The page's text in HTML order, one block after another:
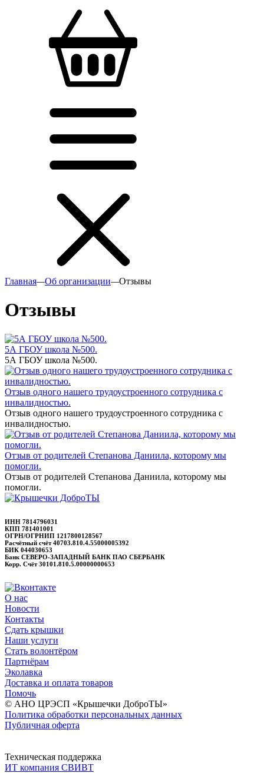
Главная—Об организации—Отзывы
Отзывы
5А ГБОУ школа №500.
5А ГБОУ школа №500.
Отзыв одного нашего трудоустроенного сотрудника с
инвалидностью.
Отзыв одного нашего трудоустроенного сотрудника с
инвалидностью.
Отзыв от родителей Степанова Даниила, которому мы
помогли.
Отзыв от родителей Степанова Даниила, которому мы
помогли.
ИНН 7814796031
КПП 781401001
ОГРН/ОГРНИП 1217800128567
Расчётный счёт 40703.810.4.55000005392
БИК 044030653
Банк СЕВЕРО-ЗАПАДНЫЙ БАНК ПАО СБЕРБАНК
Корр. Счёт 30101.810.5.00000000653
О нас
Новости
Контакты
Сдать крышки
Наши услуги
Стать волонтёром
Партнёрам
Эколавка
Доставка и оплата товаров
Помочь
© АНО ЦРЭСП «Крышечки ДоброТЫ»
Политика обработки персональных данных
Публичная оферта
Техническая поддержка
ИТ компания СВИВТ